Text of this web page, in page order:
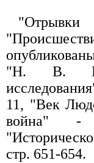
"Н. В.
11, "Век
война"
стр. 651-654.